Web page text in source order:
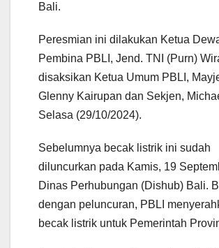
Bali.
Peresmian ini dilakukan Ketua
Pembina PBLI, Jend. TNI (Purn)
disaksikan Ketua Umum PBLI,
Glenny Kairupan dan Sekjen,
Selasa (29/10/2024).
Sebelumnya becak listrik ini sudah
diluncurkan pada Kamis, 19
Dinas Perhubungan (Dishub) Bali.
dengan peluncuran, PBLI
becak listrik untuk Pemerintah